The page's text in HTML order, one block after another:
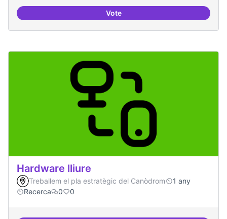
Vote3-4 centres-lab internacionals
Hardware lliure
Treballem el pla estratègic del Canòdrom
1 any
Recerca
0 0